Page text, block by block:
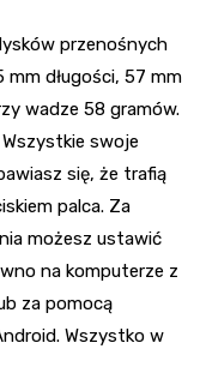
przenośnych
mm długości, 57 mm
wadze 58 gramów.
swoje
się, że trafią
palca. Za
możesz ustawić
na komputerze z
za pomocą
Wszystko w